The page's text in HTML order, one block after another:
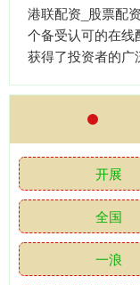
港联配资_股票配
个备受认可的在线
获得了投资者的广
开展
全国
一浪